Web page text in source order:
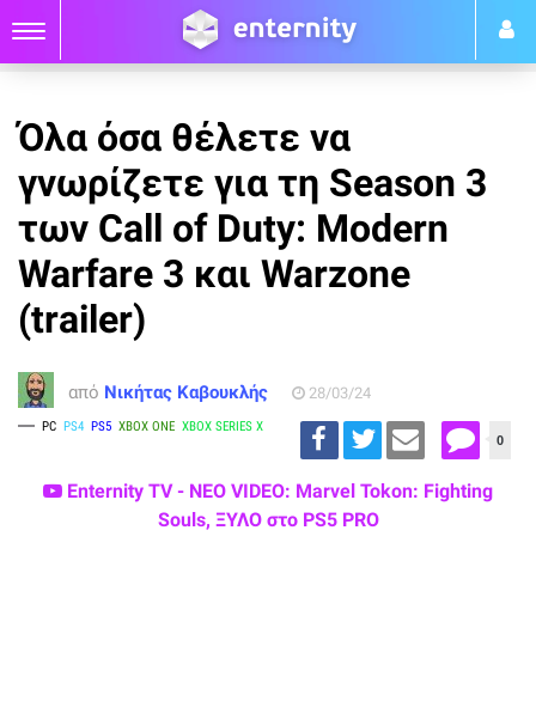
Όλα όσα θέλετε να
γνωρίζετε για τη Season 3
των Call of Duty: Modern
Warfare 3 και Warzone
(trailer)
από Νικήτας Καβουκλής 28/03/24
PC PS4 PS5 XBOX ONE XBOX SERIES X
0
Enternity TV - ΝΕΟ VIDEO: Marvel Tokon: Fighting
Souls, ΞΥΛΟ στο PS5 PRO